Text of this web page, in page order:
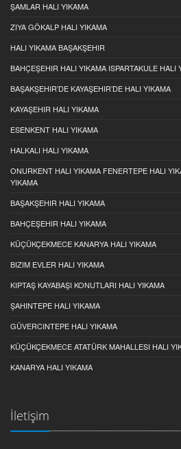
ŞAMLAR HALI YIKAMA
ZIYA GÖKALP HALI YIKAMA
HALI YIKAMA BAŞAKŞEHIR
BAHÇEŞEHIR HALI YIKAMA ISPARTAKULE HALI
BAŞAKŞEHIR’DE KAYAŞEHIR’DE HALI YIKAMA
KAYAŞEHIR HALI YIKAMA
ESENKENT HALI YIKAMA
HALKALI HALI YIKAMA
ONURKENT HALI YIKAMA FENERTEPE HALI
YIKAMA
BAŞAKŞEHIR HALI YIKAMA
BAHÇEŞEHIR HALI YIKAMA
KÜÇÜKÇEKMECE KANARYA HALI YIKAMA
BIZIM EVLER HALI YIKAMA
KIPTAŞ KAYABAŞI KONUTLARI HALI YIKAMA
ŞAHINTEPE HALI YIKAMA
GÜVERCINTEPE HALI YIKAMA
KÜÇÜKÇEKMECE ATATÜRK MAHALLESI HALI
KANARYA HALI YIKAMA
İletişim